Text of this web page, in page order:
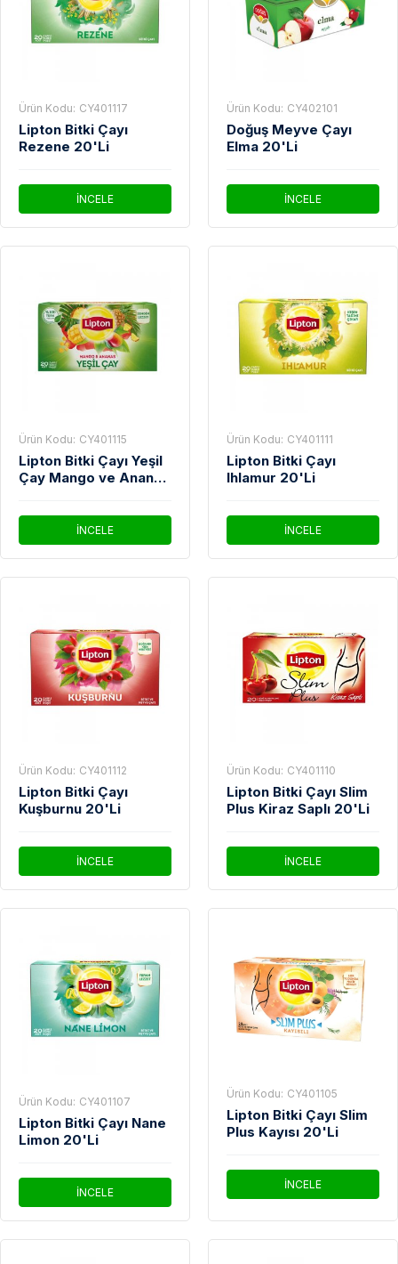
Ürün Kodu: CY401117
Lipton Bitki Çayı
Rezene 20'Li
İNCELE
Ürün Kodu: CY402101
Doğuş Meyve Çayı
Elma 20'Li
İNCELE
Ürün Kodu: CY401115
Lipton Bitki Çayı Yeşil
Çay Mango ve Ananas
İNCELE
Ürün Kodu: CY401111
Lipton Bitki Çayı
Ihlamur 20'Li
İNCELE
Ürün Kodu: CY401112
Lipton Bitki Çayı
Kuşburnu 20'Li
İNCELE
Ürün Kodu: CY401110
Lipton Bitki Çayı Slim
Plus Kiraz Saplı 20'Li
İNCELE
Ürün Kodu: CY401107
Lipton Bitki Çayı Nane
Limon 20'Li
İNCELE
Ürün Kodu: CY401105
Lipton Bitki Çayı Slim
Plus Kayısı 20'Li
İNCELE